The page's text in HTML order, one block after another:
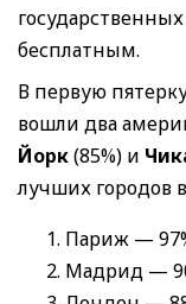
бесплатным.
В первую
вошли два
Йорк(85%) и
лучших городов
Париж —
Мадрид —